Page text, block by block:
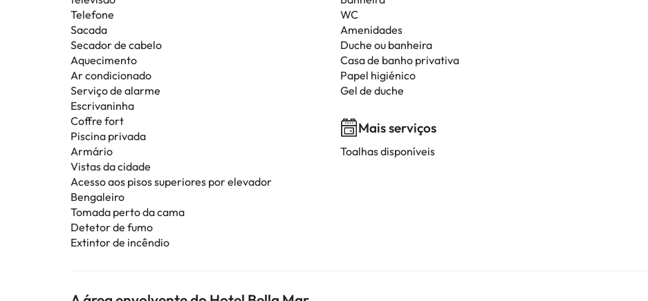
Telefone
Sacada
Secador de cabelo
Aquecimento
Ar condicionado
Serviço de alarme
Escrivaninha
Coffre fort
Piscina privada
Armário
Vistas da cidade
Acesso aos pisos superiores por elevador
Bengaleiro
Tomada perto da cama
Detetor de fumo
Extintor de incêndio
WC
Amenidades
Duche ou banheira
Casa de banho privativa
Papel higiénico
Gel de duche
Mais serviços
Toalhas disponíveis